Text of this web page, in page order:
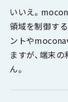
いいえ。
領域を制御す
ントや
ますが、端末
ん。